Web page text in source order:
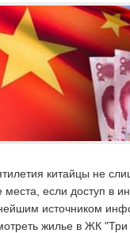
китайцы не
места, если доступ в
источником
жилье в ЖК "Три